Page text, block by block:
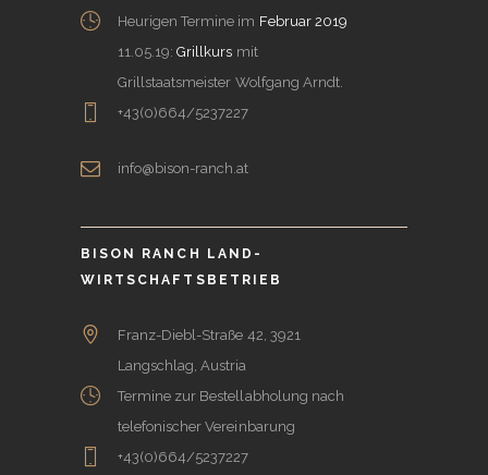
Heurigen Termine im Februar 2019
11.05.19:Grillkurs mit
Grillstaatsmeister Wolfgang Arndt.
+43(0)664/5237227
info@bison-ranch.at
BISON RANCH LAND-
WIRTSCHAFTSBETRIEB
Franz-Diebl-Straße 42, 3921
Langschlag, Austria
Termine zur Bestellabholung nach
telefonischer Vereinbarung
+43(0)664/5237227